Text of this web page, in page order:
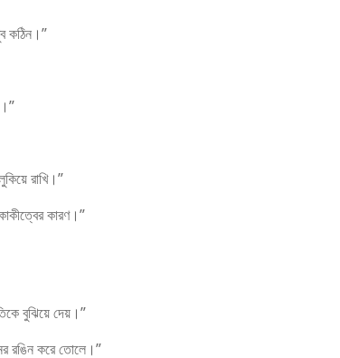
কঠিন।”
রাখি।”
কারণ।”
বুঝিয়ে দেয়।”
রঙিন করে তোলে।”